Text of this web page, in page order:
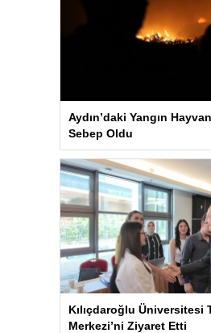
Aydın’daki Yangın
Sebep Oldu
Kılıçdaroğlu Üniversitesi
Merkezi’ni Ziyaret Etti